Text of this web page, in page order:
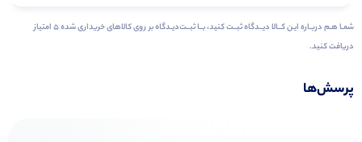
شمـا هـم دربـاره ایـن کــالا دیــدگاه ثبــت کنید، بــا ثبــت‌دیـدگاه بر روی کالاهای خریداری شده ۵ امتیاز
دریافت کنید.
پرسش‌ها